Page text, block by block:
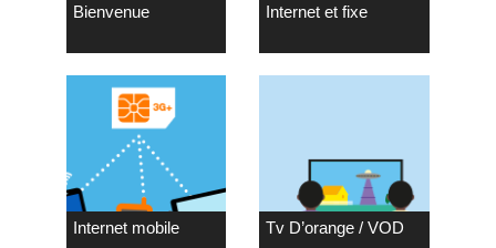
Bienvenue Internet et fixe
Internet mobile Tv D’orange / VOD